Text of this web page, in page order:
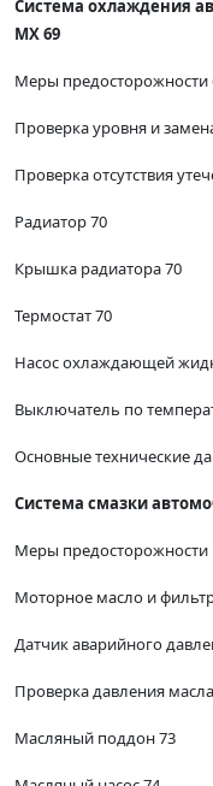
Система охлаждения
MX 69
Меры предосторожности
Проверка уровня и
Проверка отсутствия
Радиатор 70
Крышка радиатора 70
Термостат 70
Насос охлаждающей
Выключатель по
Основные технические
Система смазки
Меры предосторожности
Моторное масло и
Датчик аварийного
Проверка давления
Масляный поддон 73